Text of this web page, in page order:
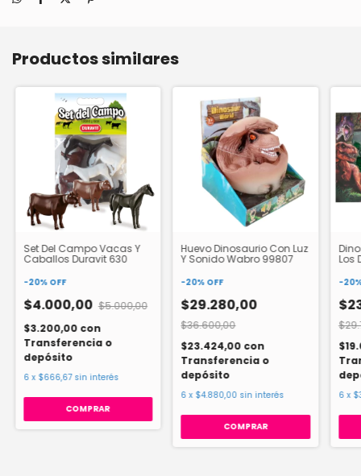
Productos similares
Set Del Campo Vacas Y
Caballos Duravit 630
-20% OFF
$4.000,00 $5.000,00
$3.200,00 con
Transferencia o
depósito
6 x $666,67 sin interés
Huevo Dinosaurio Con Luz
Y Sonido Wabro 99807
-20% OFF
$29.280,00
$36.600,00
$23.424,00 con
Transferencia o
depósito
6 x $4.880,00 sin interés
COMPRAR
Los
-20
6 x